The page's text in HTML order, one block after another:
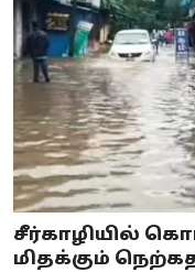
சீர்காழியில்
மிதக்கும்